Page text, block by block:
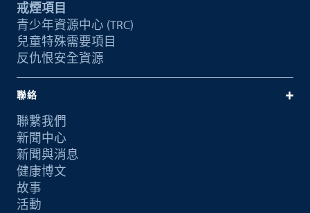
戒煙項目
青少年資源中心 (TRC)
兒童特殊需要項目
反仇恨安全資源
聯絡
聯繫我們
新聞中心
新聞與消息
健康博文
故事
活動